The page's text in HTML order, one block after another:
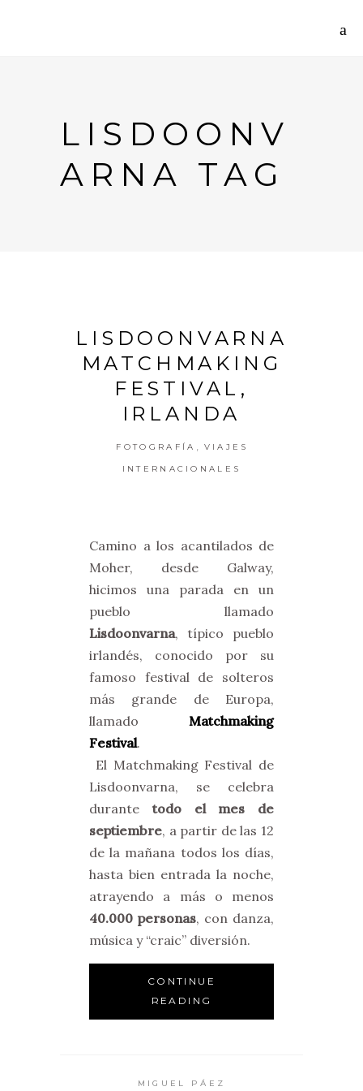
LISDOONV
ARNA TAG
LISDOONVARNA
MATCHMAKING
FESTIVAL,
IRLANDA
FOTOGRAFÍA VIAJES
INTERNACIONALES
Camino a los acantilados de
Moher, desde Galway,
hicimos una parada en un
pueblo llamado
Lisdoonvarna, típico pueblo
irlandés, conocido por su
famoso festival de solteros
más grande de Europa,
llamado Matchmaking
Festival.
El Matchmaking Festival de
Lisdoonvarna, se celebra
durante todo el mes de
septiembre, a partir de las 12
de la mañana todos los días,
hasta bien entrada la noche,
atrayendo a más o menos
40.000 personas, con danza,
música y “craic” diversión.
CONTINUE
READING
MIGUEL PÁEZ